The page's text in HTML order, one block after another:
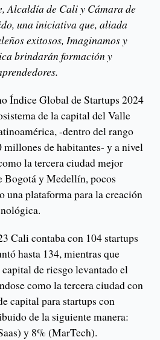
Alcaldía de Cali y Cámara de
una iniciativa que, aliada
exitosos, Imaginamos y
brindarán formación y
Índice Global de Startups 2024
de la capital del Valle
-dentro del rango
millones de habitantes- y a nivel
la tercera ciudad mejor
Bogotá y Medellín, pocos
una plataforma para la creación
Cali contaba con 104 startups
hasta 134, mientras que
de riesgo levantado el
como la tercera ciudad con
capital para startups con
de la siguiente manera:
y 8% (MarTech).